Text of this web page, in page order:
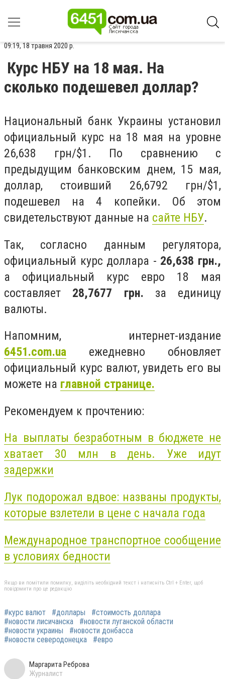
09:19, 18 травня 2020 р.
Курс НБУ на 18 мая. На
сколько подешевел доллар?
Национальный банк Украины установил
официальный курс на 18 мая на уровне
26,638 грн/$1. По сравнению с
предыдущим банковским днем, 15 мая,
доллар, стоивший 26,6792 грн/$1,
подешевел на 4 копейки. Об этом
свидетельствуют данные на сайте НБУ.
Так, согласно данным регулятора,
официальный курс доллара - 26,638 грн.,
а официальный курс евро 18 мая
составляет 28,7677 грн. за единицу
валюты.
Напомним, интернет-издание
6451.com.ua ежедневно обновляет
официальный курс валют, увидеть его вы
можете на главной странице.
Рекомендуем к прочтению:
На выплаты безработным в бюджете не
хватает 30 млн в день. Уже идут
задержки
Лук подорожал вдвое: названы продукты,
которые взлетели в цене с начала года
Международное транспортное сообщение
в условиях бедности
Якщо ви помітили помилку, виділіть необхідний текст і натисніть Ctrl + Enter, щоб
повідомити про це редакцію
#курс валют #доллары
#стоимость доллара
#новости лисичанска
#новости луганской области
#новости украины
#новости донбасса
#новости северодонецка
#евро
Маргарита Реброва
Журналист